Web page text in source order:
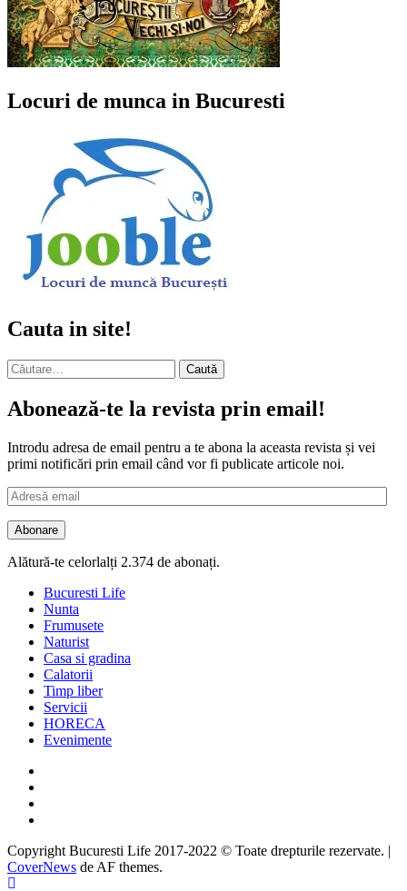
Locuri de munca in Bucuresti
Cauta in site!
Caută
după:
Abonează-te la revista prin email!
Introdu adresa de email pentru a te abona la aceasta revista și vei
primi notificări prin email când vor fi publicate articole noi.
Adresă
email
Abonare
Alătură-te celorlalți 2.374 de abonați.
Bucuresti Life
Nunta
Frumusete
Naturist
Casa si gradina
Calatorii
Timp liber
Servicii
HORECA
Evenimente
Copyright Bucuresti Life 2017-2022 © Toate drepturile rezervate. |
CoverNews de AF themes.